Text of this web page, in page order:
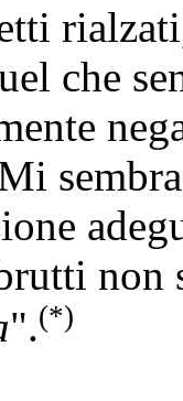
che
non
".(*)